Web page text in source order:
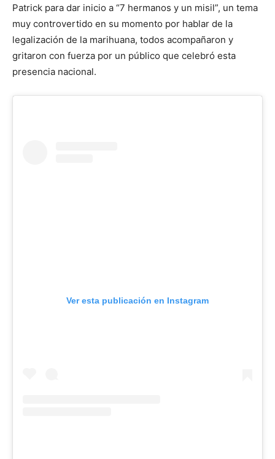
Patrick para dar inicio a “7 hermanos y un misil”, un tema
muy controvertido en su momento por hablar de la
legalización de la marihuana, todos acompañaron y
gritaron con fuerza por un público que celebró esta
presencia nacional.
Ver esta publicación en Instagram